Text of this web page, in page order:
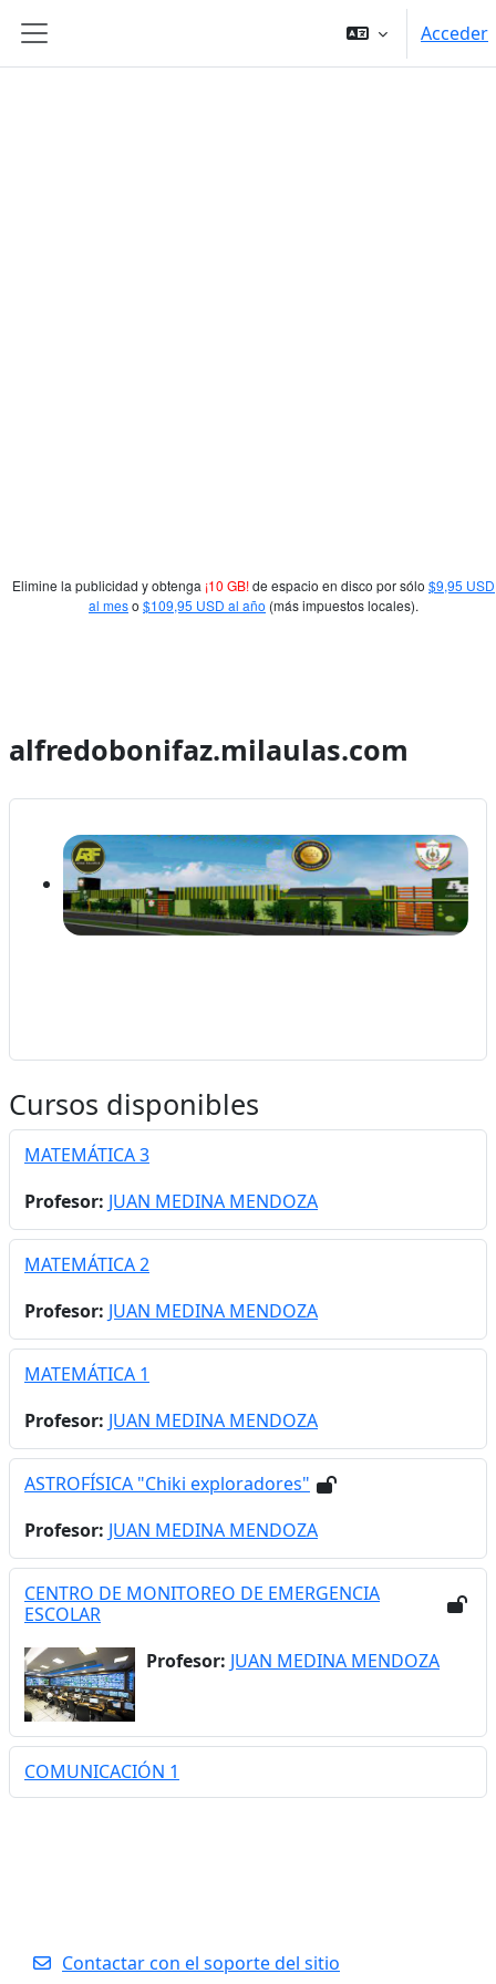
Elimine la publicidad y obtenga ¡10 GB!de espacio en disco por sólo $9,95 USD
al meso $109,95 USD al año (más impuestos locales).
Panel lateral
Acceder
alfredobonifaz.milaulas.com
Cursos disponibles
MATEMÁTICA 3
Profesor: JUAN MEDINA MENDOZA
MATEMÁTICA 2
Profesor: JUAN MEDINA MENDOZA
MATEMÁTICA 1
Profesor: JUAN MEDINA MENDOZA
ASTROFÍSICA "Chiki exploradores"
Profesor: JUAN MEDINA MENDOZA
CENTRO DE MONITOREO DE EMERGENCIA
ESCOLAR
Profesor: JUAN MEDINA MENDOZA
COMUNICACIÓN 1
Contactar con el soporte del sitio